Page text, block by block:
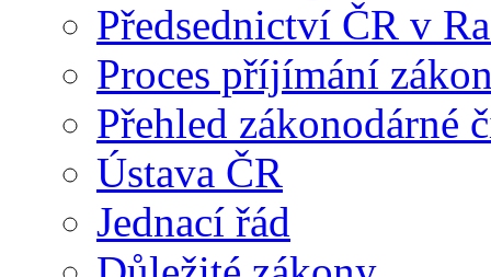
Předsednictví ČR v
Proces příjímání
Přehled zákonodárné
Ústava ČR
Jednací řád